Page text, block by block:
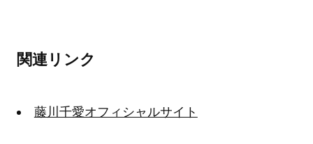
関連リンク
藤川千愛オフィシャルサイト